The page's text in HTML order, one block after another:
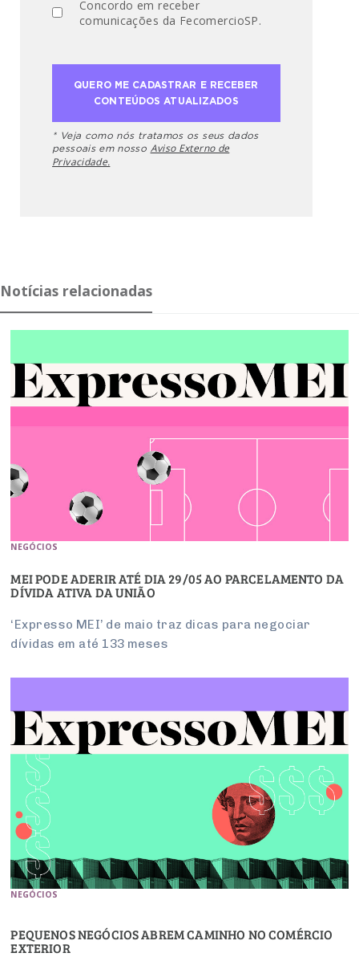
Concordo em receber
comunicações da FecomercioSP.
* Veja como nós tratamos os seus dados
pessoais em nosso Aviso Externo de
Privacidade.
Notícias relacionadas
NEGÓCIOS
MEI PODE ADERIR ATÉ DIA 29/05 AO PARCELAMENTO DA
DÍVIDA ATIVA DA UNIÃO
‘Expresso MEI’ de maio traz dicas para negociar
dívidas em até 133 meses
NEGÓCIOS
PEQUENOS NEGÓCIOS ABREM CAMINHO NO COMÉRCIO
EXTERIOR